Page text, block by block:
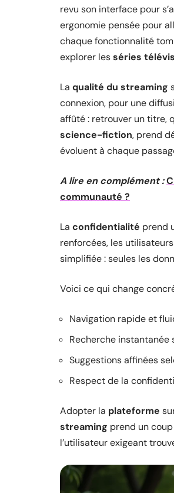
revu son interface pour
ergonomie pensée pour
chaque fonctionnalité
explorer lesséries
La qualité du streaming
connexion, pour une
affûté : retrouver un titre,
science-fiction, prend
évoluent à chaque
A lire en complément :
communauté ?
La confidentialité prend
renforcées, les
simplifiée : seules les
Voici ce qui change
Navigation rapide et
Recherche instantanée
Suggestions affinées
Respect de la
Adopter la plateforme
streaming prend un
l’utilisateur exigeant